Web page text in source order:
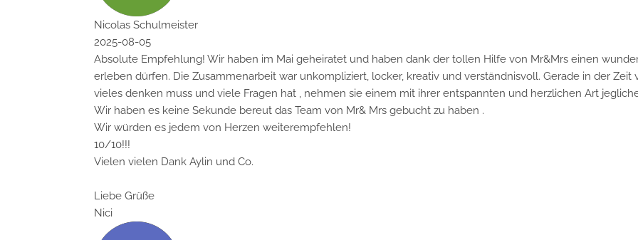
Nicolas Schulmeister
2025-08-05
Absolute Empfehlung! Wir haben im Mai geheiratet und haben dank der tollen Hilfe von Mr&Mrs einen
erleben dürfen. Die Zusammenarbeit war unkompliziert, locker, kreativ und verständnisvoll. Gerade in der Zeit vor
vieles denken muss und viele Fragen hat , nehmen sie einem mit ihrer entspannten und herzlichen Art jegliche
Wir haben es keine Sekunde bereut das Team von Mr& Mrs gebucht zu haben .
Wir würden es jedem von Herzen weiterempfehlen!
10/10!!!
Vielen vielen Dank Aylin und Co.
Liebe Grüße